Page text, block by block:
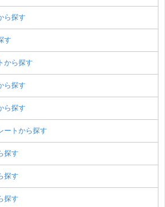
ら探す
す
から探す
ら探す
ら探す
ートから探す
探す
探す
探す